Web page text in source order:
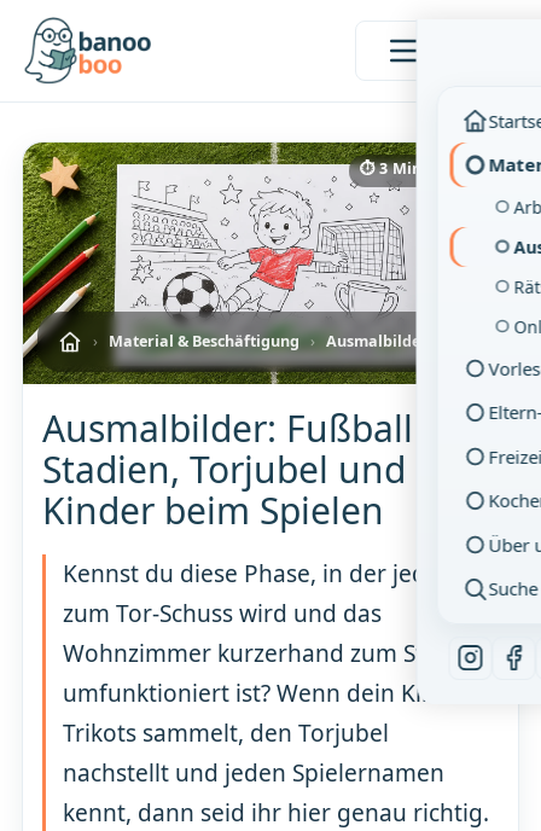
Über
Suche
› Material & Beschäftigung › Ausmalbilder
⏱ 3 Min. Lesezeit
Ausmalbilder: Fußball –
Stadien, Torjubel und
Kinder beim Spielen
Kennst du diese Phase, in der jeder Ball
zum Tor-Schuss wird und das
Wohnzimmer kurzerhand zum Stadion
umfunktioniert ist? Wenn dein Kind
Trikots sammelt, den Torjubel
nachstellt und jeden Spielernamen
kennt, dann seid ihr hier genau richtig.